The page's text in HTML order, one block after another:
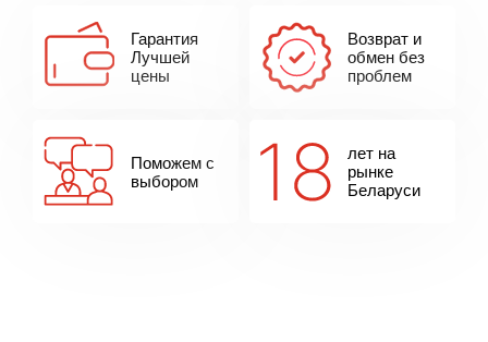
Гарантия
Лучшей
цены
Возврат и
обмен без
проблем
Поможем с
выбором
лет на
рынке
Беларуси